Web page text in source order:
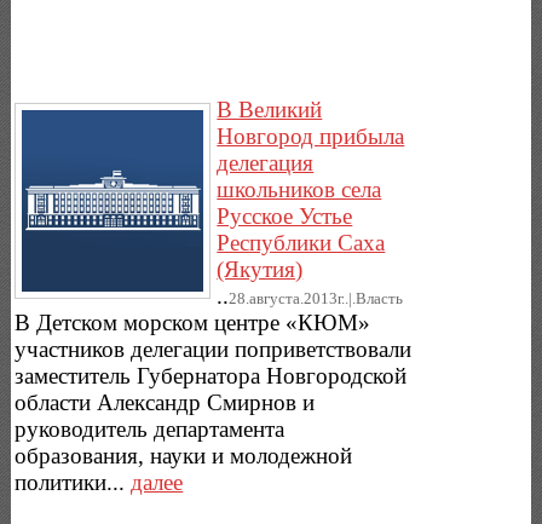
В Великий
Новгород прибыла
делегация
школьников села
Русское Устье
Республики Саха
(Якутия)
..28.августа.2013г..|.Власть
В Детском морском центре «КЮМ»
участников делегации поприветствовали
заместитель Губернатора Новгородской
области Александр Смирнов и
руководитель департамента
образования, науки и молодежной
политики...далее